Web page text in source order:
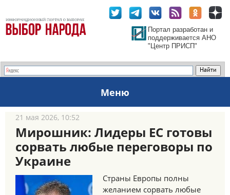
Портал разработан и
поддерживается АНО
"Центр ПРИСП"
Меню
21 мая 2026, 10:52
Мирошник: Лидеры ЕС готовы
сорвать любые переговоры по
Украине
Страны Европы полны
желанием сорвать любые